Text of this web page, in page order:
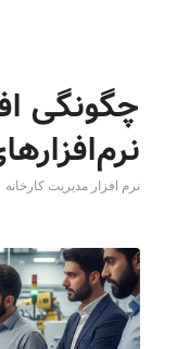
چگونگی
نرم افزار مدیریت کارخانه